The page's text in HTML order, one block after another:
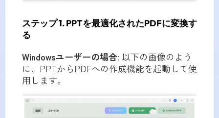
ステップ 1. PPTを最適化されたPDFに変換す
る
Windowsユーザーの場合: 以下の画像のよう
に、PPTからPDFへの作成機能を起動して使
用します。